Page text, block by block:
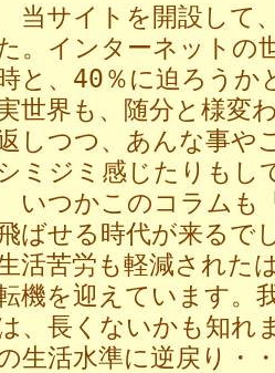
当サイトを開設して
。インターネットの
と、40％に迫ろうか
世界も、随分と様変
しつつ、あんな事や
ミジミ感じたりもし
いつかこのコラムも
ばせる時代が来るで
活苦労も軽減された
機を迎えています。
、長くないかも知れ
生活水準に逆戻り・